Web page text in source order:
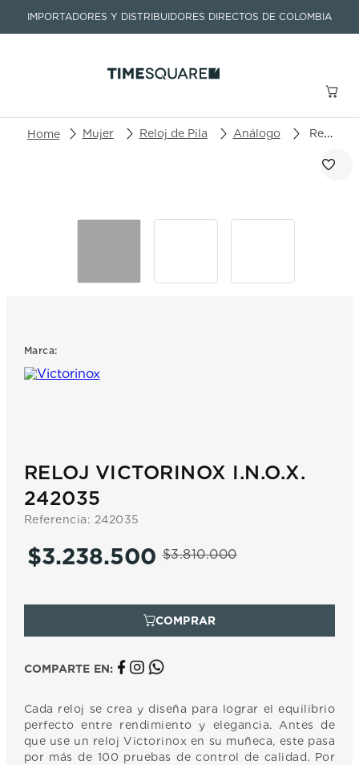
IMPORTADORES Y DISTRIBUIDORES DIRECTOS DE COLOMBIA
Buscar un producto o artículo
Mujer Reloj de Pila Análogo Reloj Victorinox I.N.O.X. 242035
Marca:
RELOJ VICTORINOX I.N.O.X.
242035
Referencia: 242035
$3.810.000
$3.238.500
COMPARTE EN:
Cada reloj se crea y diseña para lograr el equilibrio
perfecto entre rendimiento y elegancia. Antes de
que use un reloj Victorinox en su muñeca, este pasa
por más de 100 pruebas de control de calidad. Por
TÉRMINOS MÁS BUSCADOS
4.
tissot